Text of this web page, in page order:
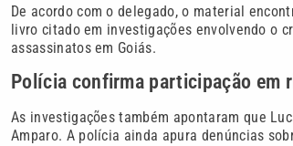
De acordo com o delegado, o material
livro citado em investigações envolvendo o
assassinatos em Goiás.
Polícia confirma participação em
As investigações também apontaram que
Amparo. A polícia ainda apura denúncias